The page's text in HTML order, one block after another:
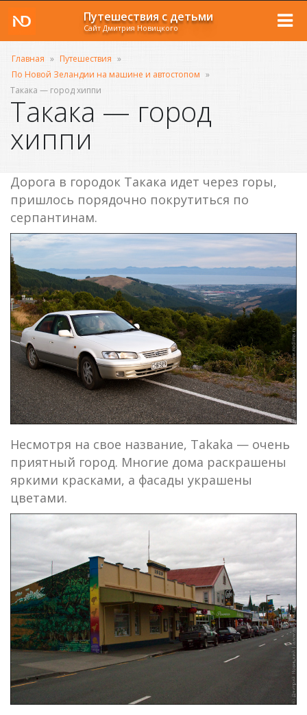
Путешествия с детьми
Сайт Дмитрия Новицкого
Главная » Путешествия »
По Новой Зеландии на машине и автостопом »
Такака — город хиппи
Такака — город
хиппи
Дорога в городок Такака идет через горы,
пришлось порядочно покрутиться по
серпантинам.
Несмотря на свое название, Takaka — очень
приятный город. Многие дома раскрашены
яркими красками, а фасады украшены
цветами.